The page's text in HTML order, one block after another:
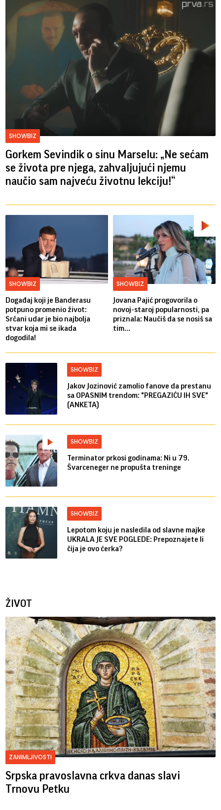
SHOWBIZ
Gorkem Sevindik o sinu Marselu: „Ne sećam
se života pre njega, zahvaljujući njemu
naučio sam najveću životnu lekciju!“
SHOWBIZ
Događaj koji je Banderasu
potpuno promenio život:
Srčani udar je bio najbolja
stvar koja mi se ikada
dogodila!
SHOWBIZ
Jovana Pajić progovorila o
novoj-staroj popularnosti, pa
priznala: Naučiš da se nosiš sa
tim...
SHOWBIZ
Jakov Jozinović zamolio fanove da prestanu
sa OPASNIM trendom: "PREGAZIĆU IH SVE"
(ANKETA)
SHOWBIZ
Terminator prkosi godinama: Ni u 79.
Švarceneger ne propušta treninge
SHOWBIZ
Lepotom koju je nasledila od slavne majke
UKRALA JE SVE POGLEDE: Prepoznajete li
čija je ovo ćerka?
ŽIVOT
ZANIMLJIVOSTI
Srpska pravoslavna crkva danas slavi
Trnovu Petku